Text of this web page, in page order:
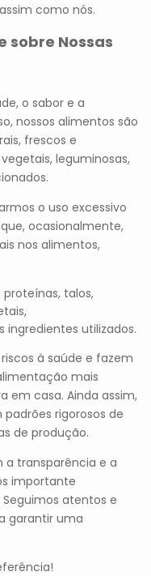
como nós.
sobre Nossas
o sabor e a
nossos alimentos são
frescos e
leguminosas,
o uso excessivo
ocasionalmente,
nos alimentos,
talos,
ingredientes utilizados.
à saúde e fazem
mais
em casa. Ainda assim,
rigorosos de
de produção.
a transparência e a
importante
atentos e
garantir uma